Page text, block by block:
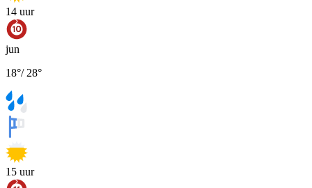
14 uur
jun
18°/ 28°
15 uur